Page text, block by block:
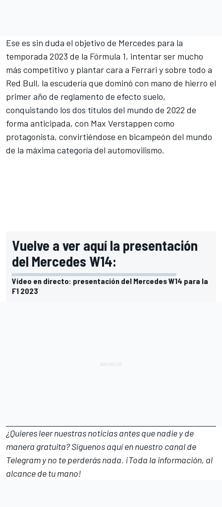
Ese es sin duda el objetivo de Mercedes para la
temporada 2023 de la Fórmula 1, intentar ser mucho
más competitivo y plantar cara a Ferrari y sobre todo a
Red Bull, la escudería que dominó con mano de hierro el
primer año de reglamento de efecto suelo,
conquistando los dos títulos del mundo de 2022 de
forma anticipada, con Max Verstappen como
protagonista, convirtiéndose en bicampeón del mundo
de la máxima categoría del automovilismo.
Vuelve a ver aquí la presentación
del Mercedes W14:
Vídeo en directo: presentación del Mercedes W14 para la
F1 2023
¿Quieres leer nuestras noticias antes que nadie y de
manera gratuita? Síguenosaquí en nuestro canal de
Telegramy no te perderás nada. ¡Toda la información, al
alcance de tu mano!